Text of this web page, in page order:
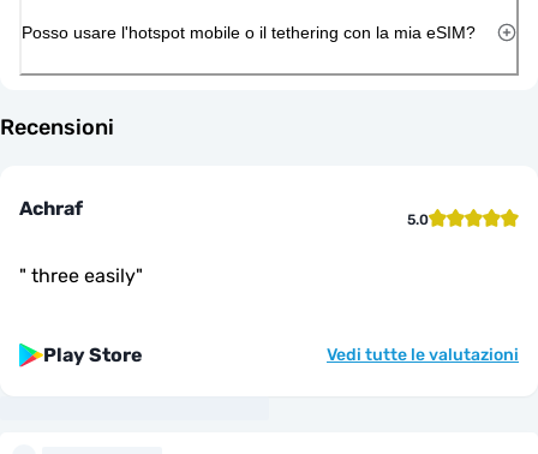
Posso usare l'hotspot mobile o il tethering con la mia eSIM?
Recensioni
Achraf 5.0
" three easily"
Play Store Vedi tutte le valutazioni